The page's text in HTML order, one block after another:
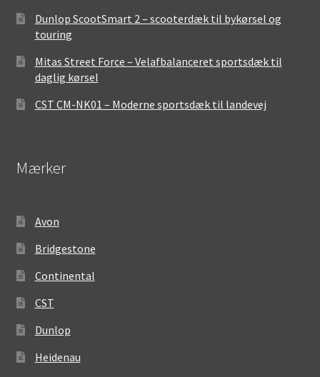
Dunlop ScootSmart 2 – scooterdæk til bykørsel og
touring
Mitas Street Force – Velafbalanceret sportsdæk til
daglig kørsel
CST CM-NK01 – Moderne sportsdæk til landevej
Mærker
Avon
Bridgestone
Continental
CST
Dunlop
Heidenau